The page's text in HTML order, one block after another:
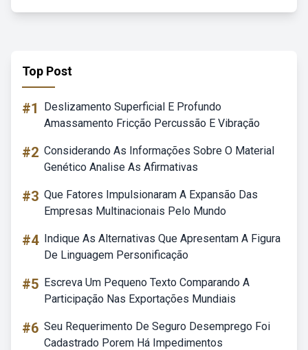
Top Post
#1
Deslizamento Superficial E Profundo
Amassamento Fricção Percussão E Vibração
#2 Considerando As Informações Sobre O Material
Genético Analise As Afirmativas
#3 Que Fatores Impulsionaram A Expansão Das
Empresas Multinacionais Pelo Mundo
#4 Indique As Alternativas Que Apresentam A Figura
De Linguagem Personificação
#5 Escreva Um Pequeno Texto Comparando A
Participação Nas Exportações Mundiais
#6 Seu Requerimento De Seguro Desemprego Foi
Cadastrado Porem Há Impedimentos